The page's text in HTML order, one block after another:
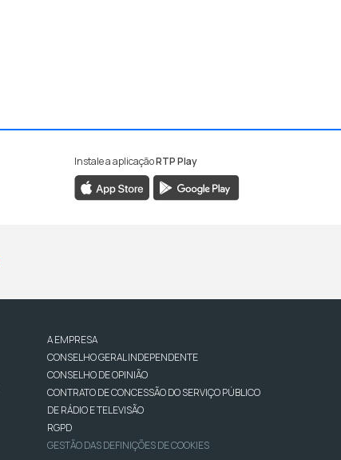
Instale a aplicaçãoRTP Play
A EMPRESA
CONSELHO GERAL INDEPENDENTE
CONSELHO DE OPINIÃO
CONTRATO DE CONCESSÃO DO SERVIÇO PÚBLICO
DE RÁDIO E TELEVISÃO
RGPD
GESTÃO DAS DEFINIÇÕES DE COOKIES